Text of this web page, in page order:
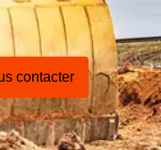
contacter